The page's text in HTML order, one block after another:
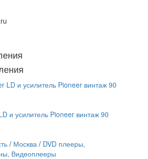
и усилитель Pioneer винтаж 90
/ Москва / DVD плееры,
Видеоплееры